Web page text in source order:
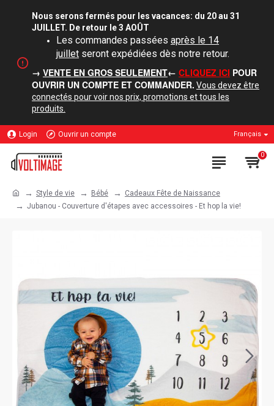
Nous serons fermés pour les vacances: du 20 au 31
JUILLET. De retour le 3 AOÛT
Les commandes passées après le 14
juillet seront expédiées dès notre retour.
→ VENTE EN GROS SEULEMENT← CLIQUEZ ICI POUR
OUVRIR UN COMPTE ET COMMANDER. Vous devez être
connectés pour voir nos prix, promotions et tous les
produits.
Login Ouvrir un compte Français
0
Style de vie Bébé
Cadeaux Fête de Naissance
Jubanou - Couverture d'étapes avec accessoires - Et hop la vie!